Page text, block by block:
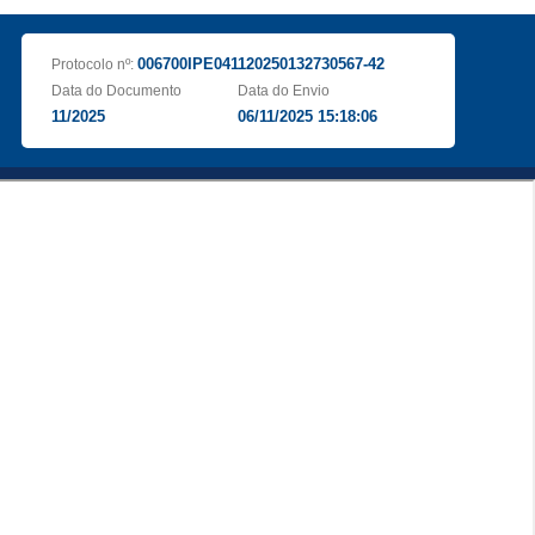
Protocolo nº: 006700IPE041120250132730567-42
Data do Documento
11/2025
Data do Envio
06/11/2025 15:18:06